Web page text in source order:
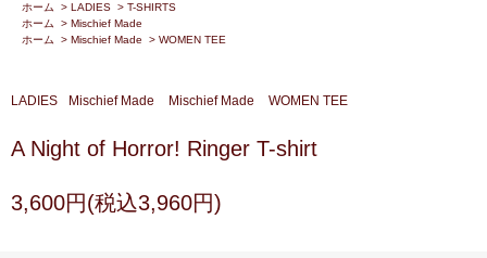
ホーム > LADIES > T-SHIRTS
ホーム
> Mischief Made
ホーム
> Mischief Made > WOMEN TEE
LADIES Mischief Made Mischief Made WOMEN TEE
A Night of Horror! Ringer T-shirt
3,600円(税込3,960円)